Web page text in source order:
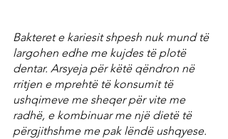
Bakteret e kariesit shpesh nuk mund të
largohen edhe me kujdes të plotë
dentar. Arsyeja për këtë qëndron në
rritjen e mprehtë të konsumit të
ushqimeve me sheqer për vite me
radhë, e kombinuar me një dietë të
përgjithshme me pak lëndë ushqyese.